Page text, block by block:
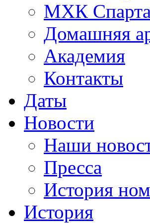
МХК
Домашняя
Академия
Контакты
Даты
Новости
Наши
Пресса
История
История